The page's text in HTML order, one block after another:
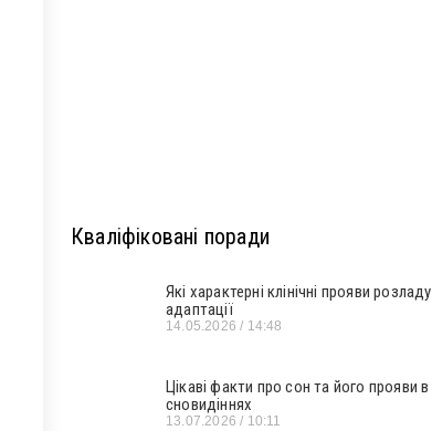
Кваліфіковані поради
Які характерні клінічні прояви розладу
адаптації
14.05.2026 14:48
Цікаві факти про сон та його прояви в
сновидіннях
13.07.2026 10:11